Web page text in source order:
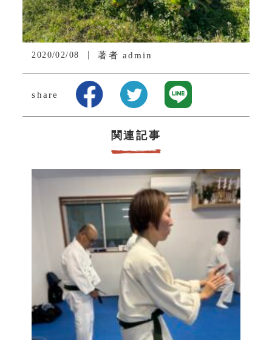
2020/02/08 著者 admin
share
関連記事